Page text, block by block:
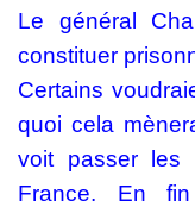
Le général
constituer
Certains
quoi cela
voit passer les
France. En fin